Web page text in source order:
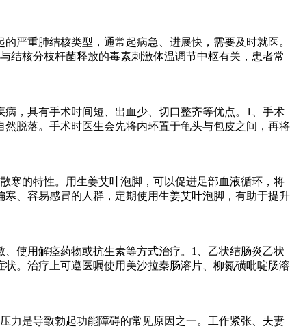
严重肺结核类型，通常起病急、进展快，需要及时就医。
结核分枝杆菌释放的毒素刺激体温调节中枢有关，患者常
，具有手术时间短、出血少、切口整齐等优点。1、手术
脱落。手术时医生会先将内环置于龟头与包皮之间，再将
寒的特性。用生姜艾叶泡脚，可以促进足部血液循环，将
、容易感冒的人群，定期使用生姜艾叶泡脚，有助于提升
使用解痉药物或抗生素等方式治疗。1、乙状结肠炎乙状
。治疗上可遵医嘱使用美沙拉秦肠溶片、柳氮磺吡啶肠溶
力是导致勃起功能障碍的常见原因之一。工作紧张、夫妻